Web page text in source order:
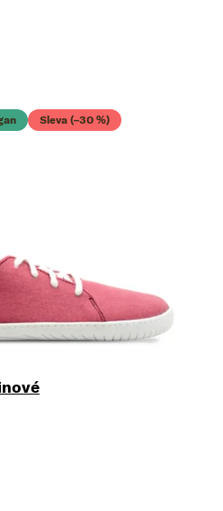
Sleva (–30 %)